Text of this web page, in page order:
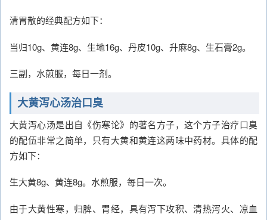
清胃散的经典配方如下：
当归10g、黄连8g、生地16g、丹皮10g、升麻8g、生石膏2g。
三副，水煎服，每日一剂。
大黄泻心汤治口臭
大黄泻心汤是出自《伤寒论》的著名方子，这个方子治疗口臭
的配伍非常之简单，只有大黄和黄连这两味中药材。具体的配
方如下：
生大黄8g、黄连8g。水煎服，每日一次。
由于大黄性寒，归脾、胃经，具有泻下攻积、清热泻火、凉血